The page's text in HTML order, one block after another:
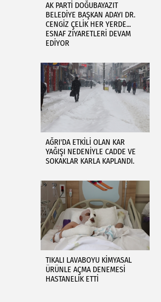
AK PARTİ DOĞUBAYAZIT
BELEDİYE BAŞKAN ADAYI DR.
CENGİZ ÇELİK HER YERDE...
ESNAF ZİYARETLERİ DEVAM
EDİYOR
AĞRI'DA ETKİLİ OLAN KAR
YAĞIŞI NEDENİYLE CADDE VE
SOKAKLAR KARLA KAPLANDI.
TIKALI LAVABOYU KİMYASAL
ÜRÜNLE AÇMA DENEMESİ
HASTANELİK ETTİ